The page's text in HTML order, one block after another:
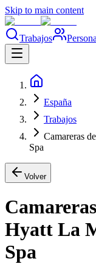
Skip to main content
Trabajos
España
Trabajos
Camareras
Spa
Volver
Hyatt La
Spa